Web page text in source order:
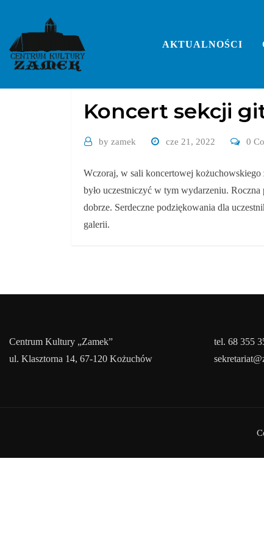
content
AKTUALNOŚCI
Koncert sekcji
by zamek cze 21, 2022 0
Wczoraj, w sali koncertowej
było uczestniczyć w tym wydarzeniu.
dobrze. Serdeczne podziękowania dla
galerii.
Centrum Kultury „Zamek”
ul. Klasztorna 14, 67-120 Kożuchów
tel. 68 355